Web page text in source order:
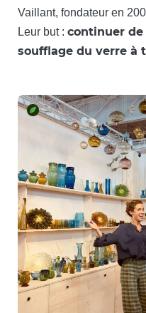
Vaillant, fondateur en
Leur but : continuer de
soufflage du verre à